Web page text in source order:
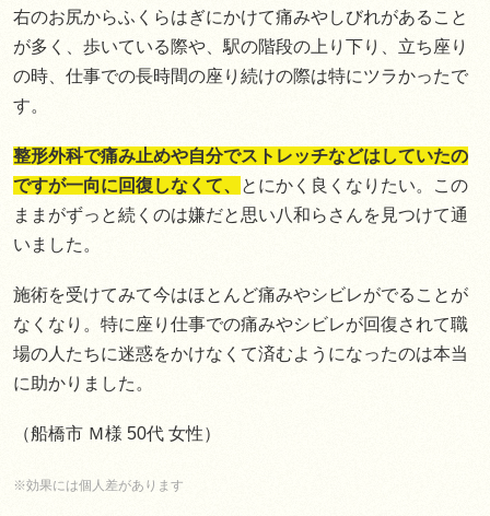
右のお尻からふくらはぎにかけて痛みやしびれがあること
が多く、歩いている際や、駅の階段の上り下り、立ち座り
の時、仕事での長時間の座り続けの際は特にツラかったで
す。
整形外科で痛み止めや自分でストレッチなどはしていたの
ですが一向に回復しなくて、
とにかく良くなりたい。この
ままがずっと続くのは嫌だと思い八和らさんを見つけて通
いました。
施術を受けてみて今はほとんど痛みやシビレがでることが
なくなり。特に座り仕事での痛みやシビレが回復されて職
場の人たちに迷惑をかけなくて済むようになったのは本当
に助かりました。
（船橋市 Ｍ様 50代 女性）
※効果には個人差があります